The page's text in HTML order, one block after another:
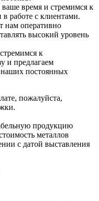
время и стремимся к
работе с клиентами.
нам оперативно
высокий уровень
к
и предлагаем
постоянных
пожалуйста,
продукцию
металлов
с датой выставления